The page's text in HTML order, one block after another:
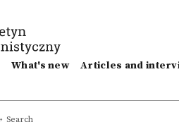
What's new Articles and
Search